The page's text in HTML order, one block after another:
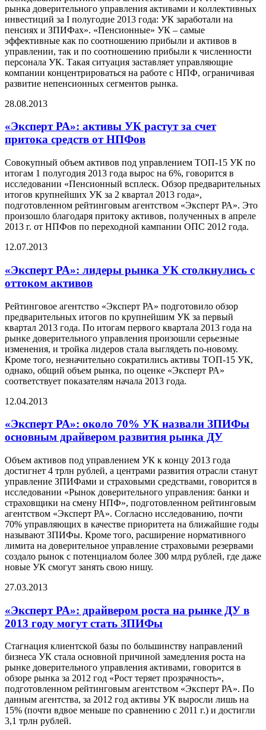
рынка доверительного управления активами и коллективных
инвестиций за I полугодие 2013 года: УК заработали на
пенсиях и ЗПИФах». «Пенсионные» УК – самые
эффективные как по соотношению прибыли и активов в
управлении, так и по соотношению прибыли к численности
персонала УК. Такая ситуация заставляет управляющие
компании концентрироваться на работе с НПФ, ограничивая
развитие непенсионных сегментов рынка.
28.08.2013
«Эксперт РА»: активы УК растут за счет
притока средств от НПФов
Совокупный объем активов под управлением ТОП-15 УК по
итогам 1 полугодия 2013 года вырос на 6%, говорится в
исследовании «Пенсионный всплеск. Обзор предварительных
итогов крупнейших УК за 2 квартал 2013 года»,
подготовленном рейтинговым агентством «Эксперт РА». Это
произошло благодаря притоку активов, полученных в апреле
2013 г. от НПФов по переходной кампании ОПС 2012 года.
12.07.2013
«Эксперт РА»: лидеры рынка УК столкнулись с
оттоком активов
Рейтинговое агентство «Эксперт РА» подготовило обзор
предварительных итогов по крупнейшим УК за первый
квартал 2013 года. По итогам первого квартала 2013 года на
рынке доверительного управления произошли серьезные
изменения, и тройка лидеров стала выглядеть по-новому.
Кроме того, незначительно сократились активы ТОП-15 УК,
однако, общий объем рынка, по оценке «Эксперт РА»
соответствует показателям начала 2013 года.
12.04.2013
«Эксперт РА»: около 70% УК назвали ЗПИФы
основным драйвером развития рынка ДУ
Объем активов под управлением УК к концу 2013 года
достигнет 4 трлн рублей, а центрами развития отрасли станут
управление ЗПИФами и страховыми средствами, говорится в
исследовании «Рынок доверительного управления: банки и
страховщики на смену НПФ», подготовленном рейтинговым
агентством «Эксперт РА». Согласно исследованию, почти
70% управляющих в качестве приоритета на ближайшие годы
называют ЗПИФы. Кроме того, расширение нормативного
лимита на доверительное управление страховыми резервами
создало рынок с потенциалом более 300 млрд рублей, где даже
новые УК смогут занять свою нишу.
27.03.2013
«Эксперт РА»: драйвером роста на рынке ДУ в
2013 году могут стать ЗПИФы
Стагнация клиентской базы по большинству направлений
бизнеса УК стала основной причиной замедления роста на
рынке доверительного управления активами, говорится в
обзоре рынка за 2012 год «Рост теряет прозрачность»,
подготовленном рейтинговым агентством «Эксперт РА». По
данным агентства, за 2012 год активы УК выросли лишь на
15% (почти вдвое меньше по сравнению с 2011 г.) и достигли
3,1 трлн рублей.